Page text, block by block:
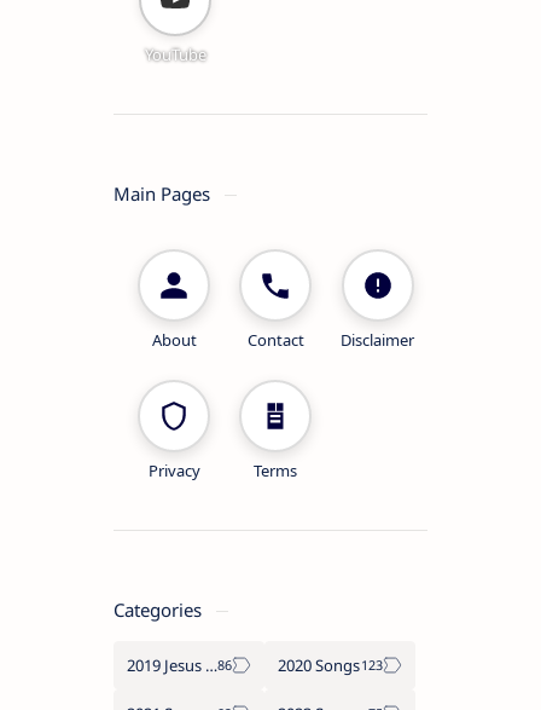
YouTube
Main Pages
About Contact Disclaimer
Privacy Terms
Categories
2019 Jesus songs 2020 Songs